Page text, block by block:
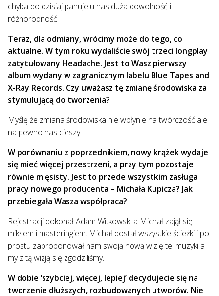
chyba do dzisiaj panuje u nas duża dowolność i
różnorodność.
Teraz, dla odmiany, wrócimy może do tego, co
aktualne. W tym roku wydaliście swój trzeci longplay
zatytułowany Headache. Jest to Wasz pierwszy
album wydany w zagranicznym labelu Blue Tapes and
X-Ray Records. Czy uważasz tę zmianę środowiska za
stymulującą do tworzenia?
Myślę że zmiana środowiska nie wpłynie na twórczość ale
na pewno nas cieszy.
W porównaniu z poprzednikiem, nowy krążek wydaje
się mieć więcej przestrzeni, a przy tym pozostaje
równie mięsisty. Jest to przede wszystkim zasługa
pracy nowego producenta – Michała Kupicza? Jak
przebiegała Wasza współpraca?
Rejestracji dokonał Adam Witkowski a Michał zajął się
miksem i masteringiem. Michał dostał wszystkie ścieżki i po
prostu zaproponował nam swoją nową wizję tej muzyki a
my z tą wizją się zgodziliśmy.
W dobie ‘szybciej, więcej, lepiej’ decydujecie się na
tworzenie dłuższych, rozbudowanych utworów. Nie